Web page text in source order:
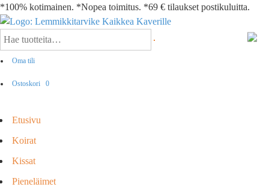
*100% kotimainen. *Nopea toimitus. *69 € tilaukset postikuluitta.
Oma tili
Ostoskori 0
Etusivu
Koirat
Kissat
Pieneläimet